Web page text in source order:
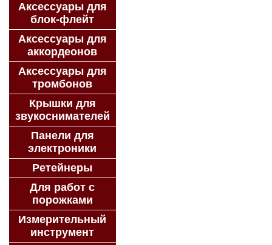
Аксессуары для
блок-флейт
Аксессуары для
аккордеонов
Аксессуары для
тромбонов
Крышки для
звукоснимателей
Панели для
электроники
Ретейнеры
Для работ с
порожками
Измерительный
инструмент